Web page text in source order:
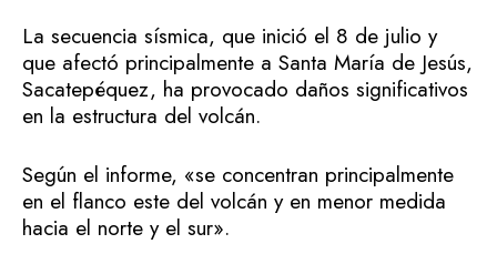
La secuencia sísmica, que inició el 8 de julio y
que afectó principalmente a Santa María de Jesús,
Sacatepéquez, ha provocado daños significativos
en la estructura del volcán.
Según el informe, «se concentran principalmente
en el flanco este del volcán y en menor medida
hacia el norte y el sur».